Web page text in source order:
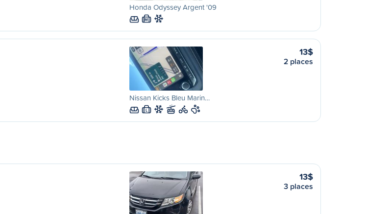
Honda Odyssey Argent '09
M
Nissan Kicks Bleu Marin…
L
13$
2 places
13$
3 places